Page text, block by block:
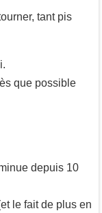
tant pis
que possible
depuis 10
le fait de plus en